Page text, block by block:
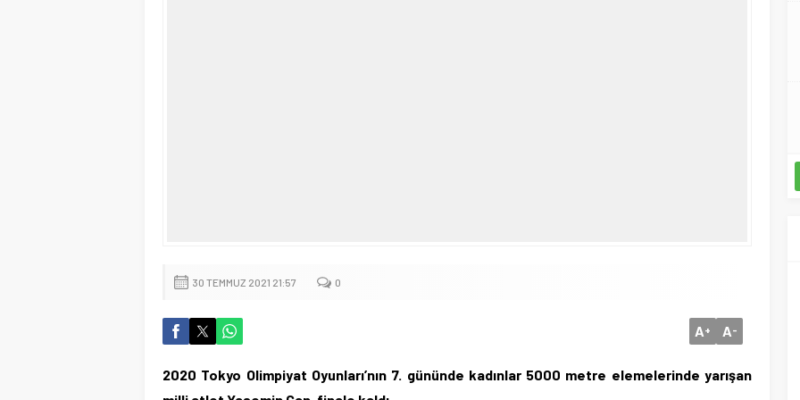
30 TEMMUZ 2021 21:57 0
A+ A-
2020 Tokyo Olimpiyat Oyunları’nın 7. gününde kadınlar 5000 metre elemelerinde yarışan